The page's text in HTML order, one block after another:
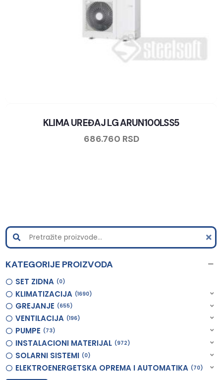
KLIMA UREĐAJ LG ARUN100LSS5
686.760 RSD
KATEGORIJE PROIZVODA
SET ZIDNA 0
KLIMATIZACIJA 1690
GREJANJE 655
VENTILACIJA 196
PUMPE 73
INSTALACIONI MATERIJAL 972
SOLARNI SISTEMI 0
ELEKTROENERGETSKA OPREMA I AUTOMATIKA 70